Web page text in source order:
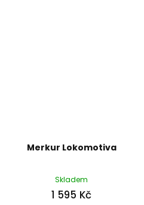
Merkur Lokomotiva
Skladem
1 595 Kč